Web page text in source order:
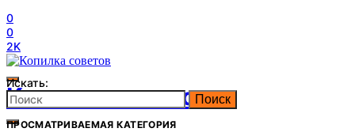
0
0
2K
Копилка советов
Искать:
Поиск
ПРОСМАТРИВАЕМАЯ КАТЕГОРИЯ